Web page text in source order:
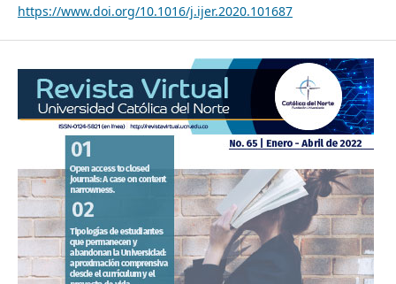
https://www.doi.org/10.1016/j.ijer.2020.101687